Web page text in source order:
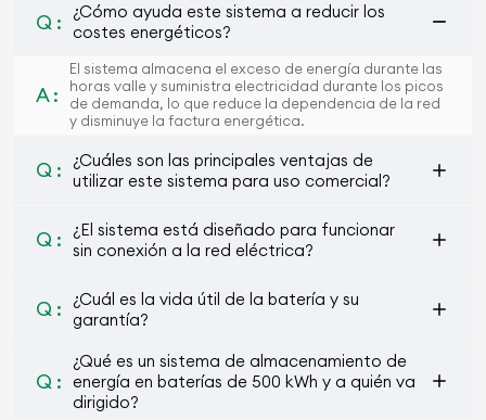
Q :
¿Cómo ayuda este sistema a reducir los
costes energéticos?
A :
El sistema almacena el exceso de energía durante las
horas valle y suministra electricidad durante los picos
de demanda, lo que reduce la dependencia de la red
y disminuye la factura energética.
Q :
¿Cuáles son las principales ventajas de
utilizar este sistema para uso comercial?
Q :
¿El sistema está diseñado para funcionar
sin conexión a la red eléctrica?
Q :
¿Cuál es la vida útil de la batería y su
garantía?
Q :
¿Qué es un sistema de almacenamiento de
energía en baterías de 500 kWh y a quién va
dirigido?